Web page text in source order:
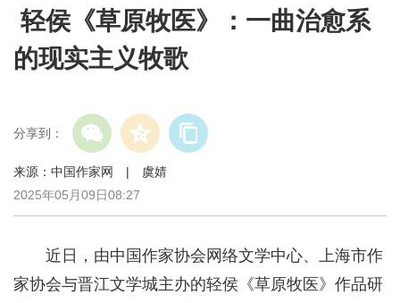
轻侯《草原牧医》：一曲治愈系
的现实主义牧歌
分享到：
来源：中国作家网 | 虞婧
2025年05月09日08:27
近日，由中国作家协会网络文学中心、上海市作
家协会与晋江文学城主办的轻侯《草原牧医》作品研